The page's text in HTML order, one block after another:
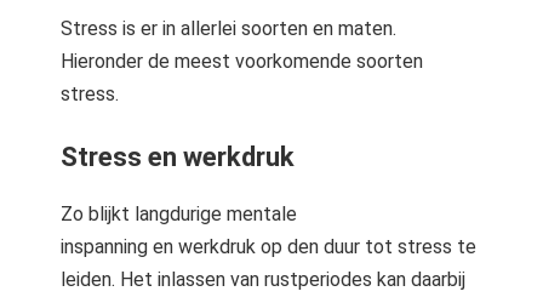
Stress is er in allerlei soorten en maten.
Hieronder de meest voorkomende soorten
stress.
Stress en werkdruk
Zo blijkt langdurige mentale
inspanning en werkdruk op den duur tot stress te
leiden. Het inlassen van rustperiodes kan daarbij
over
op
gebruikt
te